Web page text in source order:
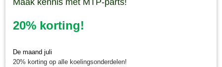
Minitractorparts.nl, uw leverancier voor
Minitractorparts heeft een groot assortiment onderdelen op het gebied van
minitractoren, miditractoren, compacttractoren en aanbouwwerktuigen. Wij
Maak kennis met MTP-parts!
20% korting!
De maand juli
20% korting op alle koelingsonderdelen!